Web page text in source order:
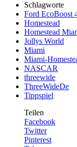
Schlagworte
Ford EcoBoost
Homestead
Homestead
Jollys World
Miami
Miami-
NASCAR
threewide
ThreeWideDe
Tippspiel
Teilen
Facebook
Twitter
Pinterest